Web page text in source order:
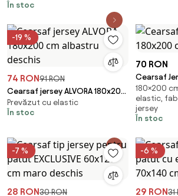
În stoc
-19 %
74 RON91 RON
Cearsaf jersey ALVORA 180x200
cm albastru deschis
Prevăzut cu elastic
În stoc
70 RON
Cearsaf
cm rosu
180×200
elastic,
jersey
În stoc
-7 %
28 RON30 RON
-6 %
29 RON31